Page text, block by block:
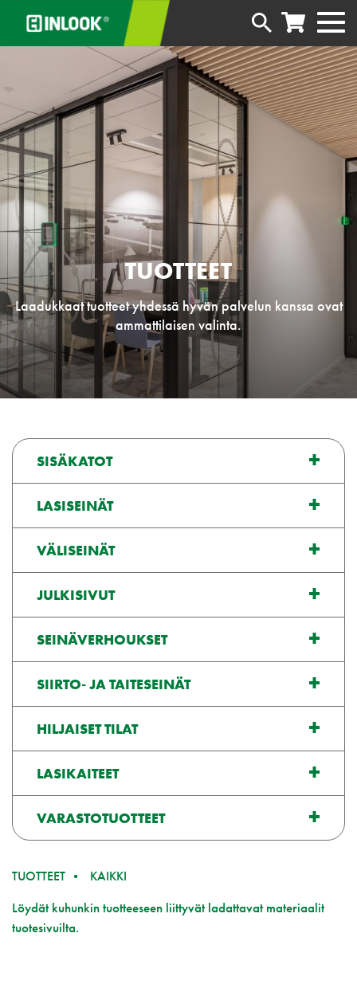
TUOTTEET
Laadukkaat tuotteet yhdessä hyvän palvelun kanssa ovat
ammattilaisen valinta.
SISÄKATOT
LASISEINÄT
VÄLISEINÄT
JULKISIVUT
SEINÄVERHOUKSET
SIIRTO- JA TAITESEINÄT
HILJAISET TILAT
LASIKAITEET
VARASTOTUOTTEET
TUOTTEET KAIKKI
Löydät kuhunkin tuotteeseen liittyvät ladattavat materiaalit
tuotesivuilta.